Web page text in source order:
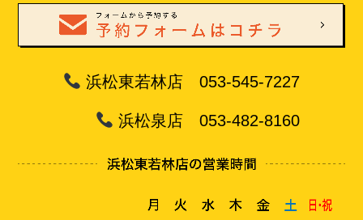
浜松東若林店 053-545-7227
浜松泉店 053-482-8160